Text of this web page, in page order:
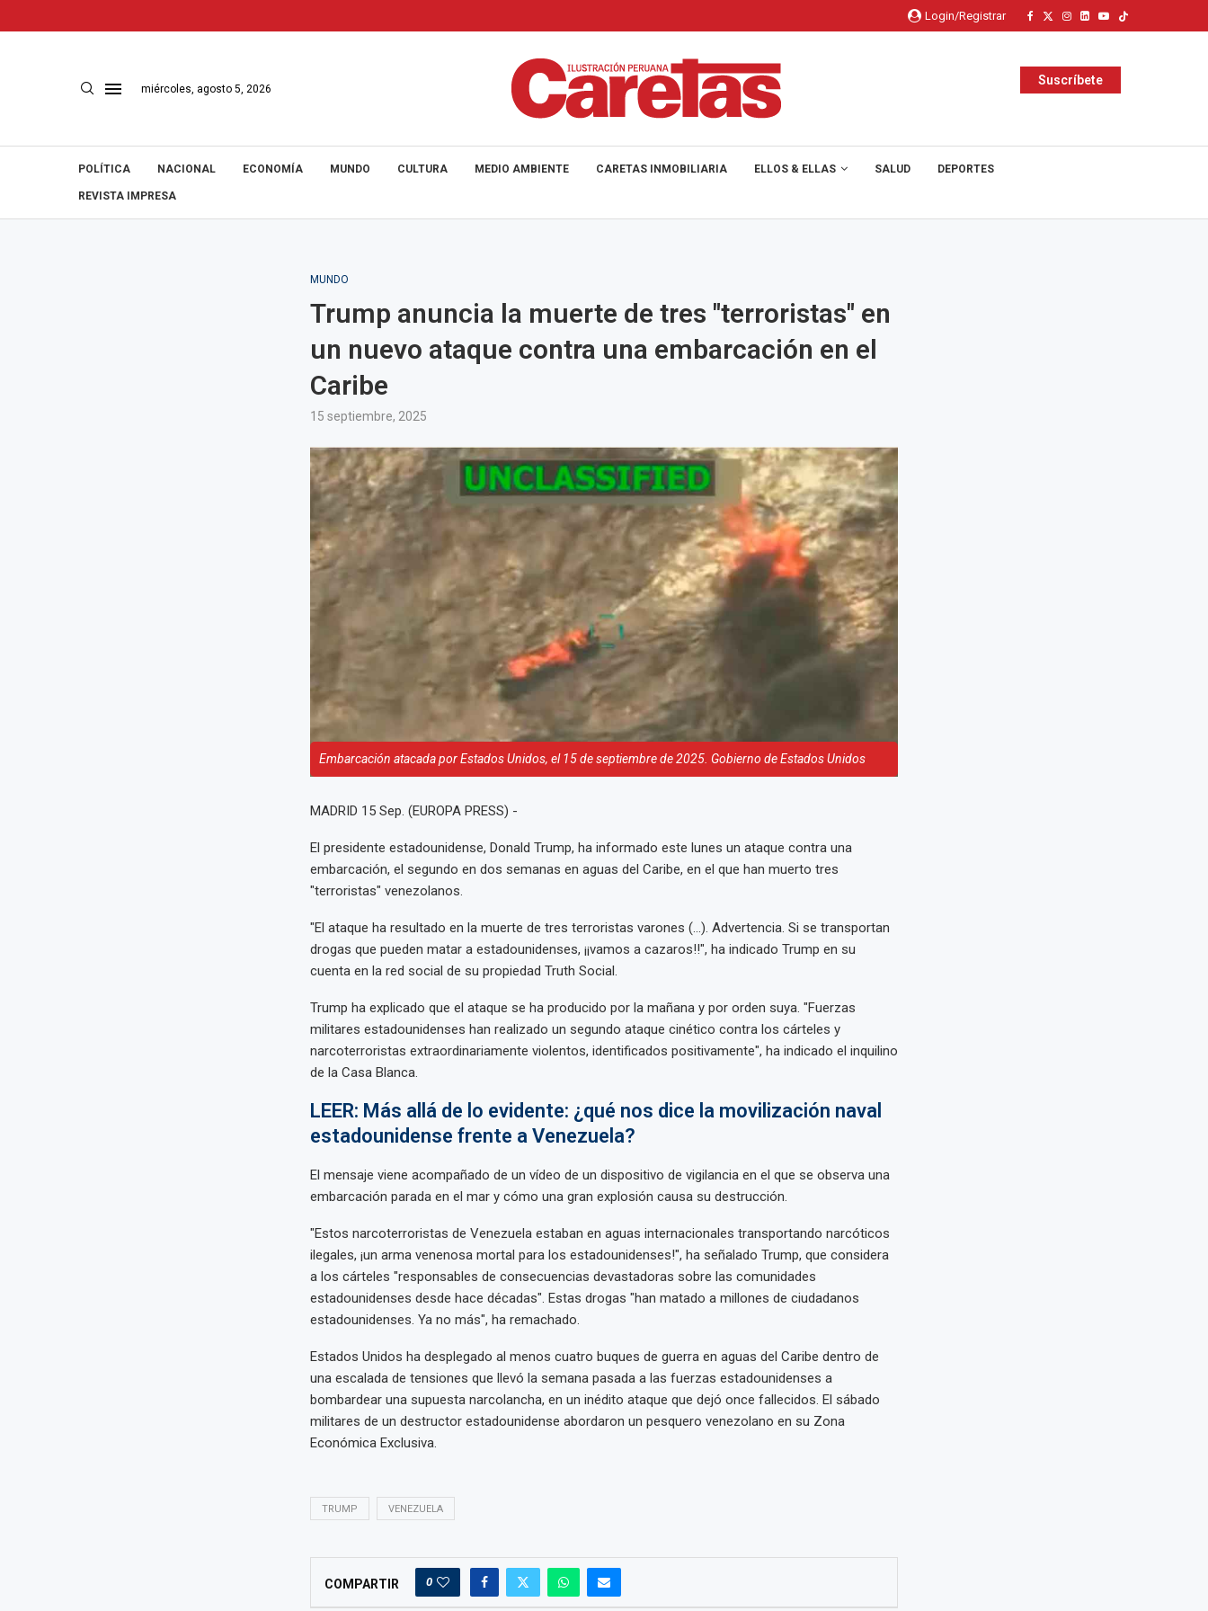
Login/Registrar
miércoles, agosto 5, 2026
Suscríbete
POLÍTICA NACIONAL ECONOMÍA MUNDO CULTURA MEDIO AMBIENTE CARETAS INMOBILIARIA ELLOS & ELLAS SALUD DEPORTES
REVISTA IMPRESA
MUNDO
Trump anuncia la muerte de tres "terroristas" en
un nuevo ataque contra una embarcación en el
Caribe
15 septiembre, 2025
Embarcación atacada por Estados Unidos, el 15 de septiembre de 2025. Gobierno de Estados Unidos
MADRID 15 Sep. (EUROPA PRESS) -
El presidente estadounidense, Donald Trump, ha informado este lunes un ataque contra una
embarcación, el segundo en dos semanas en aguas del Caribe, en el que han muerto tres
"terroristas" venezolanos.
"El ataque ha resultado en la muerte de tres terroristas varones (...). Advertencia. Si se transportan
drogas que pueden matar a estadounidenses, ¡¡vamos a cazaros!!", ha indicado Trump en su
cuenta en la red social de su propiedad Truth Social.
Trump ha explicado que el ataque se ha producido por la mañana y por orden suya. "Fuerzas
militares estadounidenses han realizado un segundo ataque cinético contra los cárteles y
narcoterroristas extraordinariamente violentos, identificados positivamente", ha indicado el inquilino
de la Casa Blanca.
LEER: Más allá de lo evidente: ¿qué nos dice la movilización naval
estadounidense frente a Venezuela?
El mensaje viene acompañado de un vídeo de un dispositivo de vigilancia en el que se observa una
embarcación parada en el mar y cómo una gran explosión causa su destrucción.
"Estos narcoterroristas de Venezuela estaban en aguas internacionales transportando narcóticos
ilegales, ¡un arma venenosa mortal para los estadounidenses!", ha señalado Trump, que considera
a los cárteles "responsables de consecuencias devastadoras sobre las comunidades
estadounidenses desde hace décadas". Estas drogas "han matado a millones de ciudadanos
estadounidenses. Ya no más", ha remachado.
Estados Unidos ha desplegado al menos cuatro buques de guerra en aguas del Caribe dentro de
una escalada de tensiones que llevó la semana pasada a las fuerzas estadounidenses a
bombardear una supuesta narcolancha, en un inédito ataque que dejó once fallecidos. El sábado
militares de un destructor estadounidense abordaron un pesquero venezolano en su Zona
Económica Exclusiva.
TRUMP VENEZUELA
COMPARTIR 0